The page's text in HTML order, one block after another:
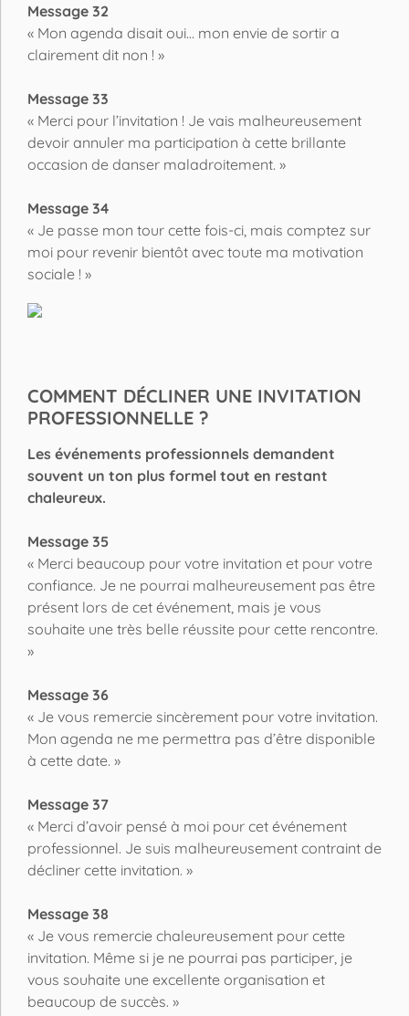
Message 32
« Mon agenda disait oui… mon envie de sortir a
clairement dit non ! »
Message 33
« Merci pour l’invitation ! Je vais malheureusement
devoir annuler ma participation à cette brillante
occasion de danser maladroitement. »
Message 34
« Je passe mon tour cette fois-ci, mais comptez sur
moi pour revenir bientôt avec toute ma motivation
sociale ! »
COMMENT DÉCLINER UNE INVITATION
PROFESSIONNELLE ?
Les événements professionnels demandent
souvent un ton plus formel tout en restant
chaleureux.
Message 35
« Merci beaucoup pour votre invitation et pour votre
confiance. Je ne pourrai malheureusement pas être
présent lors de cet événement, mais je vous
souhaite une très belle réussite pour cette rencontre.
»
Message 36
« Je vous remercie sincèrement pour votre invitation.
Mon agenda ne me permettra pas d’être disponible
à cette date. »
Message 37
« Merci d’avoir pensé à moi pour cet événement
professionnel. Je suis malheureusement contraint de
décliner cette invitation. »
Message 38
« Je vous remercie chaleureusement pour cette
invitation. Même si je ne pourrai pas participer, je
vous souhaite une excellente organisation et
beaucoup de succès. »